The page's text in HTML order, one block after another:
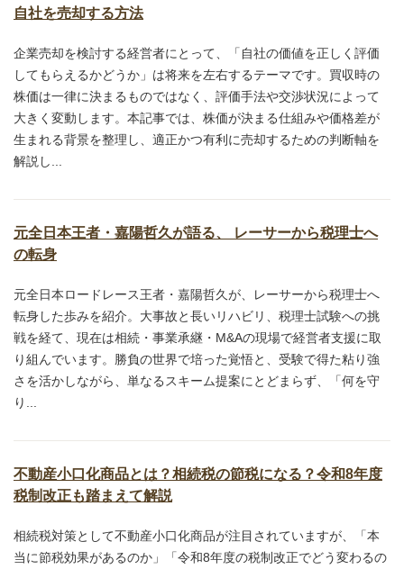
自社を売却する方法
企業売却を検討する経営者にとって、「自社の価値を正しく評価
してもらえるかどうか」は将来を左右するテーマです。買収時の
株価は一律に決まるものではなく、評価手法や交渉状況によって
大きく変動します。本記事では、株価が決まる仕組みや価格差が
生まれる背景を整理し、適正かつ有利に売却するための判断軸を
解説し...
元全日本王者・嘉陽哲久が語る、 レーサーから税理士へ
の転身
元全日本ロードレース王者・嘉陽哲久が、レーサーから税理士へ
転身した歩みを紹介。大事故と長いリハビリ、税理士試験への挑
戦を経て、現在は相続・事業承継・M&Aの現場で経営者支援に取
り組んでいます。勝負の世界で培った覚悟と、受験で得た粘り強
さを活かしながら、単なるスキーム提案にとどまらず、「何を守
り...
不動産小口化商品とは？相続税の節税になる？令和8年度
税制改正も踏まえて解説
相続税対策として不動産小口化商品が注目されていますが、「本
当に節税効果があるのか」「令和8年度の税制改正でどう変わるの